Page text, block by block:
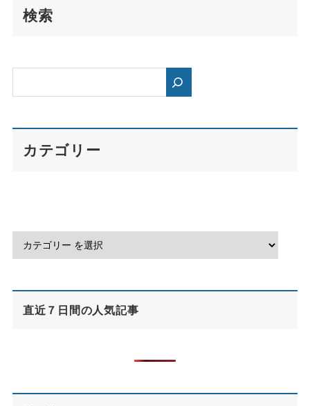
検索
カテゴリー
直近７日間の人気記事